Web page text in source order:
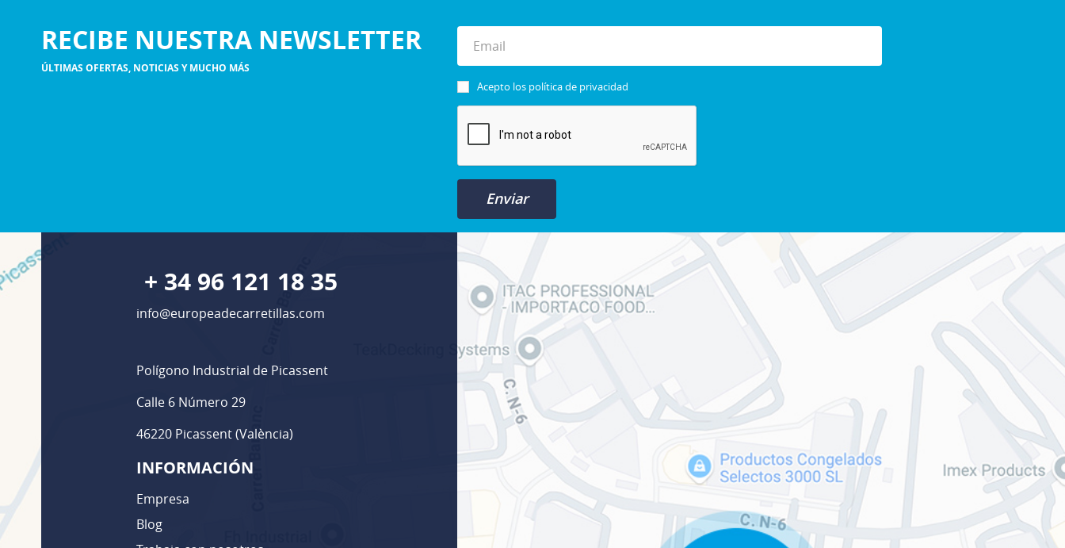
RECIBE NUESTRA NEWSLETTER
ÚLTIMAS OFERTAS, NOTICIAS Y MUCHO MÁS
Enviar
Acepto los política de privacidad
+ 34 96 121 18 35
info@europeadecarretillas.com
Polígono Industrial de Picassent
Calle 6 Número 29
46220 Picassent (València)
INFORMACIÓN
Empresa
Blog